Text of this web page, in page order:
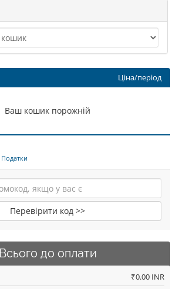
Ціна/період
Ваш кошик порожній
Податки
Перевірити код >>
Всього до оплати
₹0.00 INR